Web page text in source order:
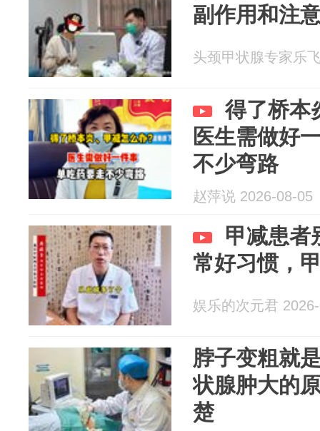
副作用和注
头颈甲状腺专家乐
得了桥本
医生需做好
不少弯路
赵萍说 2026-08-05
甲减患者
常好习惯，
娱乐的次元君
脖子变粗就
状腺肿大的
楚